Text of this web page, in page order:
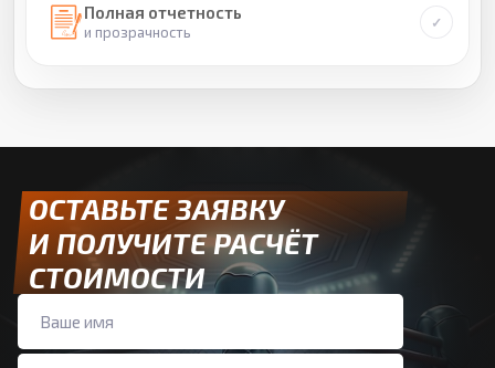
Полная отчетность
и прозрачность
ОСТАВЬТЕ ЗАЯВКУ
И ПОЛУЧИТЕ РАСЧЁТ
СТОИМОСТИ